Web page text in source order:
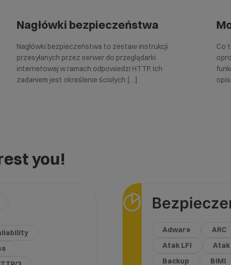
Nagłówki bezpieczeństwa
Nagłówki bezpieczeństwa to zestaw instrukcji
przesyłanych przez serwer do przeglądarki
internetowej w ramach odpowiedzi HTTP. Ich
zadaniem jest określenie ścisłych […]
Co
you!
Adware ARC
Atak LFI
Backup
BIMI